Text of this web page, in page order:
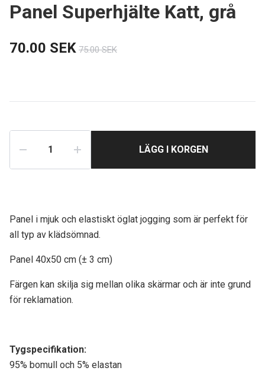
Panel Superhjälte Katt, grå
70.00 SEK 75.00 SEK
LÄGG I KORGEN
Panel i mjuk och elastiskt öglat jogging som är perfekt för
all typ av klädsömnad.
Panel 40x50 cm (± 3 cm)
Färgen kan skilja sig mellan olika skärmar och är inte grund
för reklamation.
Tygspecifikation:
95% bomull och 5% elastan